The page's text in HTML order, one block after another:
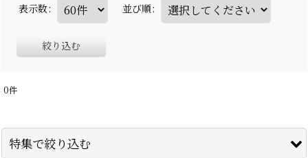
表示数: 並び順:
絞り込む
0件
特集で絞り込む